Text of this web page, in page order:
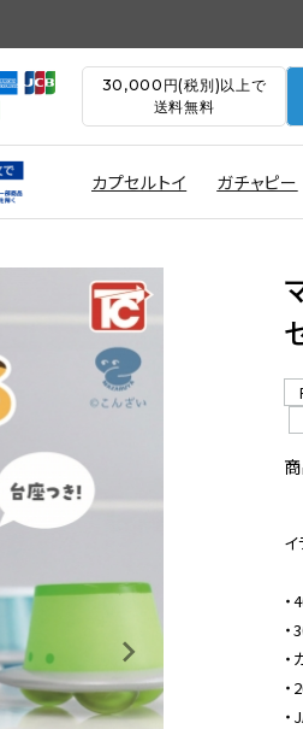
30,000円(税別)以上で
送料無料
カプセルトイ ガチャピー